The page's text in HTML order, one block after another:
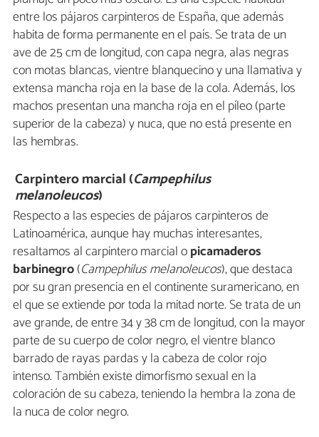
entre los pájaros carpinteros de España, que además
habita de forma permanente en el país. Se trata de un
ave de 25 cm de longitud, con capa negra, alas negras
con motas blancas, vientre blanquecino y una llamativa y
extensa mancha roja en la base de la cola. Además, los
machos presentan una mancha roja en el píleo (parte
superior de la cabeza) y nuca, que no está presente en
las hembras.
Carpintero marcial (Campephilus
melanoleucos)
Respecto a las especies de pájaros carpinteros de
Latinoamérica, aunque hay muchas interesantes,
resaltamos al carpintero marcial opicamaderos
barbinegro(Campephilus melanoleucos), que destaca
por su gran presencia en el continente suramericano, en
el que se extiende por toda la mitad norte. Se trata de un
ave grande, de entre 34 y 38 cm de longitud, con la mayor
parte de su cuerpo de color negro, el vientre blanco
barrado de rayas pardas y la cabeza de color rojo
intenso. También existe dimorfismo sexual en la
coloración de su cabeza, teniendo la hembra la zona de
la nuca de color negro.